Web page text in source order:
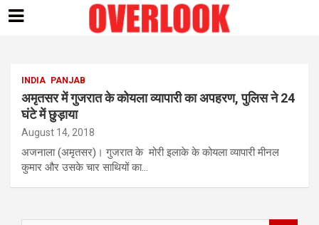
INDIA PANJAB
अमृतसर में गुजरात के कोयला व्यापारी का अपहरण, पुलिस ने 24
घंटे में छुड़ाया
August 14, 2018
अजनाला (अमृतसर)। गुजरात के मोरी इलाके के कोयला व्यापारी मीनल
कुमार और उसके चार साथियों का…